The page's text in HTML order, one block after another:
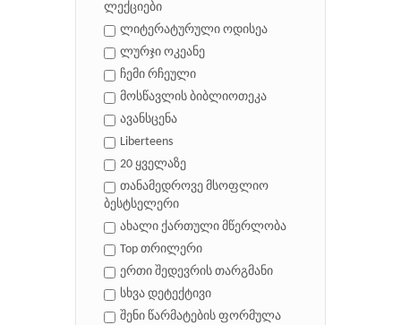
ლექციები
ლიტერატურული ოდისეა
ლურჯი ოკეანე
ჩემი რჩეული
მოსწავლის ბიბლიოთეკა
ავანსცენა
Liberteens
20 ყველაზე
თანამედროვე მსოფლიო
ბესტსელერი
ახალი ქართული მწერლობა
Top თრილერი
ერთი შედევრის თარგმანი
სხვა დეტექტივი
შენი წარმატების ფორმულა